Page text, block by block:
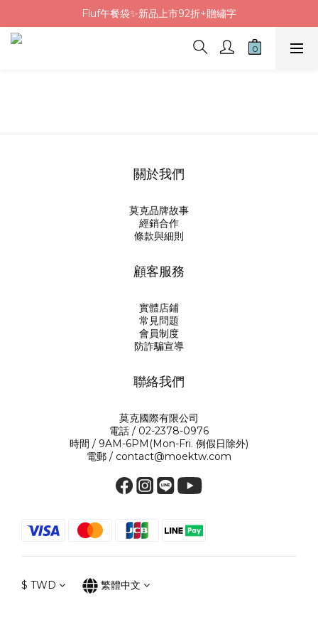
Fluf午餐袋✨新品上市92折+贈繡字
Fluf午餐袋✨新品上市92折+贈繡字
三色碗組上市🍚贈中英文姓名&【水果】雷雕
關於我們
莫克品牌故事
經銷合作
條款與細則
顧客服務
實體店鋪
常見問題
會員制度
防詐騙宣導
聯絡我們
莫克國際有限公司
電話 / 02-2378-0976
時間 / 9AM-6PM(Mon-Fri. 例假日除外)
電郵 / contact@moektw.com
$ TWD 繁體中文